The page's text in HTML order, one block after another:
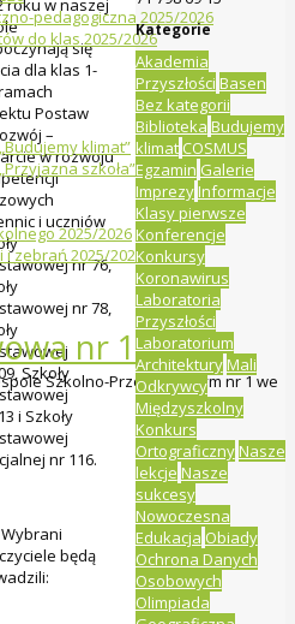
pedagogiczna 2025/2026
do klas 2025/2026
klimat”
szkoła”
2025/2026
zebrań 2025/2026
nr 113
Szkolno-Przedszkolnym nr 1 we
roku w naszej
się
dla klas 1-
Postaw
–
w rozwoju
i uczniów
nr 76,
nr 78,
Szkoły
i Szkoły
nr 116.
Wybrani
będą
Kategorie
Akademia
Przyszłości Basen
Bez kategorii
Biblioteka Budujemy
klimat COSMUS
Egzamin Galerie
ImprezyInformacje
Klasy pierwsze
Konferencje
Konkursy
Koronawirus
Laboratoria
Przyszłości
Laboratorium
ArchitekturyMali
Odkrywcy
Międzyszkolny
Konkurs
OrtograficznyNasze
lekcje Nasze
sukcesy
Nowoczesna
Edukacja Obiady
Ochrona Danych
Osobowych
Olimpiada